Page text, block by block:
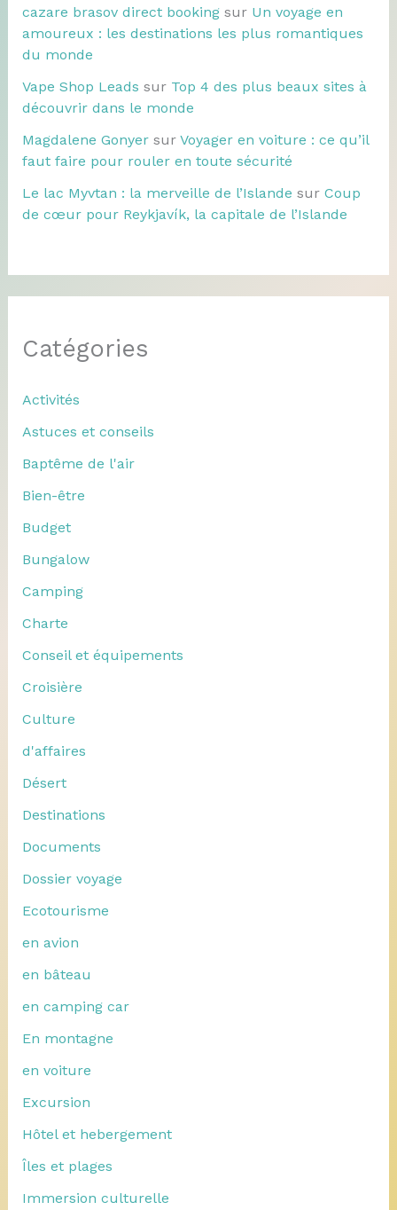
cazare brasov direct bookingsur Un voyage en
amoureux : les destinations les plus romantiques
du monde
Vape Shop Leads sur Top 4 des plus beaux sites à
découvrir dans le monde
Magdalene Gonyersur Voyager en voiture : ce qu’il
faut faire pour rouler en toute sécurité
Le lac Myvtan : la merveille de l’Islande sur Coup
de cœur pour Reykjavík, la capitale de l’Islande
Catégories
Activités
Astuces et conseils
Baptême de l'air
Bien-être
Budget
Bungalow
Camping
Charte
Conseil et équipements
Croisière
Culture
d'affaires
Désert
Destinations
Documents
Dossier voyage
Ecotourisme
en avion
en bâteau
en camping car
En montagne
en voiture
Excursion
Hôtel et hebergement
Îles et plages
Immersion culturelle